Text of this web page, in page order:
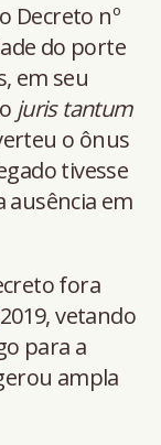
Decreto nº
do porte
em seu
juris tantum
o ônus
tivesse
em
fora
vetando
para a
ampla